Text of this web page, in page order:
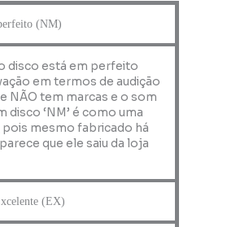
(NM)
o disco está em perfeito
em termos de audição
NÃO tem marcas e o som
disco ‘NM’ é como uma
mesmo fabricado há
que ele saiu da loja
(EX)